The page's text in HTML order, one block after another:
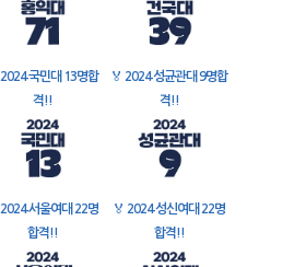
2024 국민대 13명합
격!!
🏅 2024 성균관대 9명합
격!!
2024 서울여대 22명
합격!!
🏅 2024 성신여대 22명
합격!!